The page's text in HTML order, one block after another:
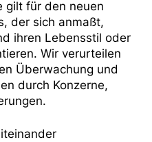
gilt für den neuen
der sich anmaßt,
ihren Lebensstil oder
Wir verurteilen
Überwachung und
durch Konzerne,